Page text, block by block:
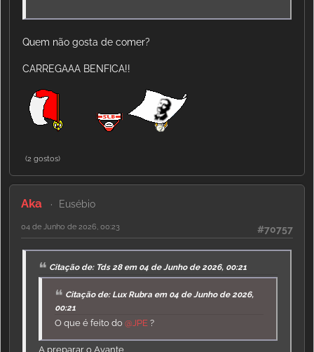
Quem não gosta de comer?
CARREGAAA BENFICA!!
(2 gostos)
Aka Eusébio
#70757
04 de Junho de 2026, 00:23
Citação de: Tds 28 em 04 de Junho de 2026, 00:21
Citação de: Lux Rubra em 04 de Junho de 2026,
00:21
O que é feito do@JPE ?
A preparar o Avante